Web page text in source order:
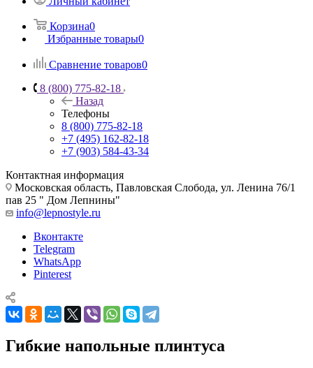
Корзина0
Избранные товары0
Сравнение товаров0
8 (800) 775-82-18
Назад
Телефоны
8 (800) 775-82-18
+7 (495) 162-82-18
+7 (903) 584-43-34
Контактная информация
Московская область, Павловская Слобода, ул. Ленина 76/1
пав 25 " Дом Лепнины"
info@lepnostyle.ru
Вконтакте
Telegram
WhatsApp
Pinterest
Гибкие напольные плинтуса